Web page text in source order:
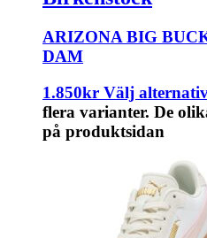
ARIZONA BIG
DAM
1.850kr Välj
flera varianter. De
på produktsidan